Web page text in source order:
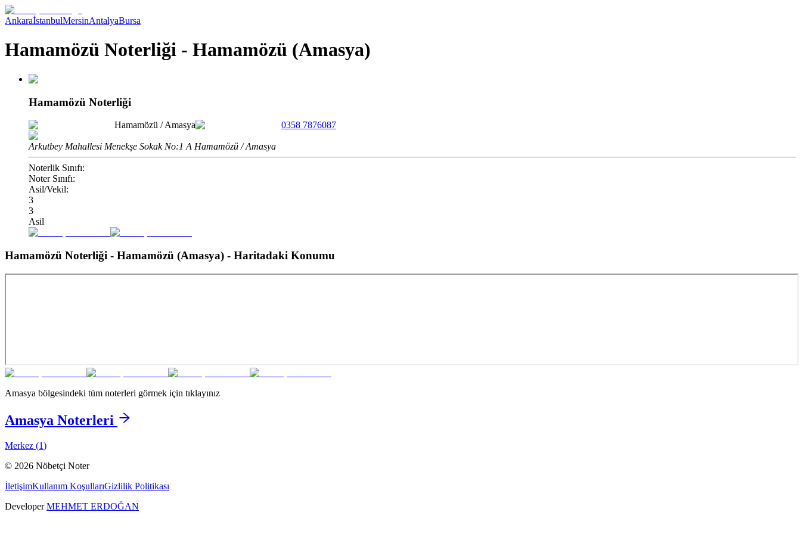
AnkaraİstanbulMersinAntalyaBursa
Hamamözü Noterliği - Hamamözü (Amasya)
Hamamözü Noterliği
Hamamözü /Amasya 0358 7876087
Arkutbey Mahallesi Menekşe Sokak No:1 A Hamamözü / Amasya
Noterlik Sınıfı:
Noter Sınıfı:
Asil/Vekil:
3
3
Asil
Hamamözü Noterliği - Hamamözü (Amasya) - Haritadaki Konumu
Amasya bölgesindeki tüm noterleri görmek için tıklayınız
Amasya Noterleri
Merkez (1)
© 2026 Nöbetçi Noter
İletişimKullanım KoşullarıGizlilik Politikası
DeveloperMEHMET ERDOĞAN